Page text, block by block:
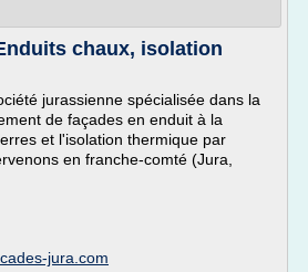
chaux, isolation
jurassienne spécialisée dans la
de façades en enduit à la
et l'isolation thermique par
en franche-comté (Jura,
jura.com